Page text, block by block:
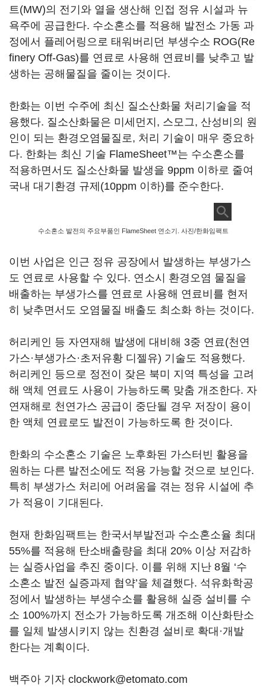
트(MW)의 전기와 열을 생산해 인접 정유 시설과 뉴
욕주에 공급한다. 수소혼소를 적용해 발전소 가동 과
정에서 플레어링으로 태워버리던 부생수소 ROG(Re
finery Off-Gas)를 연료로 사용해 연료비를 낮추고 발
생하는 공해물질을 줄이는 것이다.
한화는 이번 수주에 최신 질소산화물 처리기술을 적
용했다. 질소산화물은 미세먼지, 스모그, 산성비의 원
인이 되는 환경오염물질로, 처리 기술이 매우 중요하
다. 한화는 최신 기술 FlameSheet™는 수소혼소를
적용하면서도 질소산화물 발생을 9ppm 이하로 줄여
국내 대기환경 규제(10ppm 이하)를 준수한다.
수소혼소 발전의 주요부품인 FlameSheet 연소기. 사진/한화임팩트
이번 사업은 인근 정유 공장에서 발생하는 부생가스
도 연료로 사용할 수 있다. 연소시 환경오염 물질을
배출하는 부생가스를 연료로 사용해 연료비를 현저
히 낮추면서도 오염물질 배출도 최소화 하는 것이다.
허리케인 등 자연재해 발생에 대비해 3중 연료(천연
가스·부생가스·초저유황 디젤유) 기술도 적용했다.
허리케인 등으로 정전이 잦은 북미 지역 특성을 고려
해 액체 연료도 사용이 가능하도록 맞춤 개조한다. 자
연재해로 천연가스 공급이 중단될 경우 저장이 용이
한 액체 연료로도 발전이 가능하도록 한 것이다.
한화의 수소혼소 기술은 노후화된 가스터빈 활용을
원하는 다른 발전소에도 적용 가능할 것으로 보인다.
특히 부생가스 처리에 어려움을 겪는 정유 시설에 추
가 적용이 기대된다.
현재 한화임팩트는 한국서부발전과 수소혼소율 최대
55%를 적용해 탄소배출량을 최대 20% 이상 저감하
는 실증사업을 추진 중이다. 이를 위해 지난 8월 ‘수
소혼소 발전 실증과제 협약’을 체결했다. 석유화학공
정에서 발생하는 부생수소를 활용해 실증 설비를 수
소 100%까지 전소가 가능하도록 개조해 이산화탄소
를 일체 발생시키지 않는 친환경 설비로 확대·개발
한다는 계획이다.
백주아 기자 clockwork@etomato.com